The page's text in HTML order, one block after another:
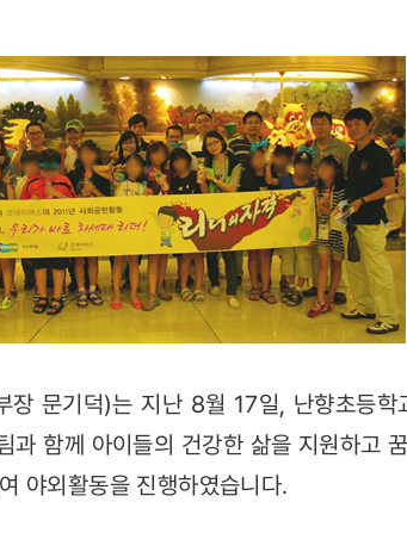
장 문기덕)는 지난 8월 17일, 난향초등학
과 함께 아이들의 건강한 삶을 지원하고
야외활동을 진행하였습니다.